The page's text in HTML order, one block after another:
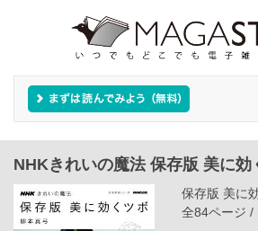
NHKきれいの魔法 保存版 美に効
保存版 美に
全84ページ /